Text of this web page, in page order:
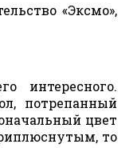
«Эксмо»,
интересного.
потрепанный
цвет
то